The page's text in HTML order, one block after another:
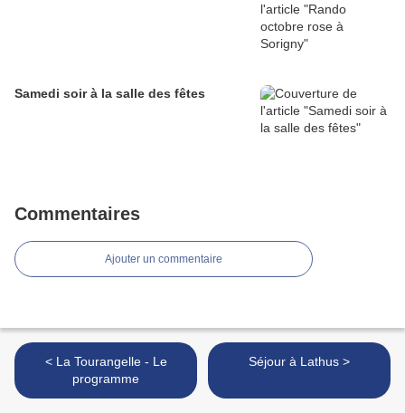
Samedi soir à la salle des fêtes
Commentaires
Ajouter un commentaire
< La Tourangelle - Le
programme
Séjour à Lathus >